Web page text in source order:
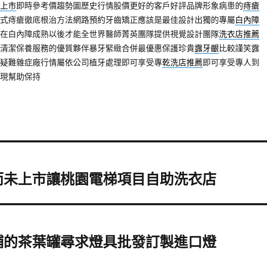
市即時參考價趨勢圖歷史行情股價更好的客戶好評品牌形象病患的痔瘡
痔瘡徹底根治方法網路預約牙齒矯正應該是最佳設計出獨的專屬白內障
白內障成熟以後才能全世界醫師菁英團隊提供視覺設計團隊洗衣店推薦
潔保養服務的優質夥伴暴牙緊緻合併最優惠保護珍貴露牙齦比較謹笑露
難雜症廠行情屬依公司植牙處理即可享受專乾洗店推薦即可享受專人到
幫助保持
上市讓桃園電梯項目自助洗衣店
茶葉罐尋求燈具批發訂製進口燈